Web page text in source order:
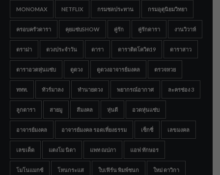
MONOMAX NETFLIX กรมชลประทาน กรมอุตุนิยมวิทยา
ครอบครัวดารา คุยแซ่บSHOW คู่รัก คู่รักดารา งานวิวาห์
ดราม่า ดวงประจำวัน ดารา ดาราติดโควิด19 ดาราสาว
ดาราอวดหุ่นแซ่บ ดูดวง ดูดวงอาจารย์มงคล ตรวจหวย
ททท. ทัวร์มาลง ทำนายดวง พยากรณ์อากาศ ละครช่อง 3
ลูกดารา สายมู สีมงคล หุ่นดี อวดหุ่นแซ่บ
อาจารย์มงคล อาจารย์มงคล รอดเที่ยงธรรม เซ็กซี่ เลขมงคล
เลขเด็ด แตงโม นิดา แพท ณปภา แอฟ ทักษอร
โมโนแมกซ์ โหนกระแส ใบเฟิร์น พิมพ์ชนก ใหม่ ดาวิกา